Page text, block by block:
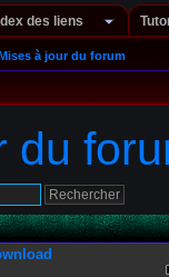
des liens
à jour du forum
du